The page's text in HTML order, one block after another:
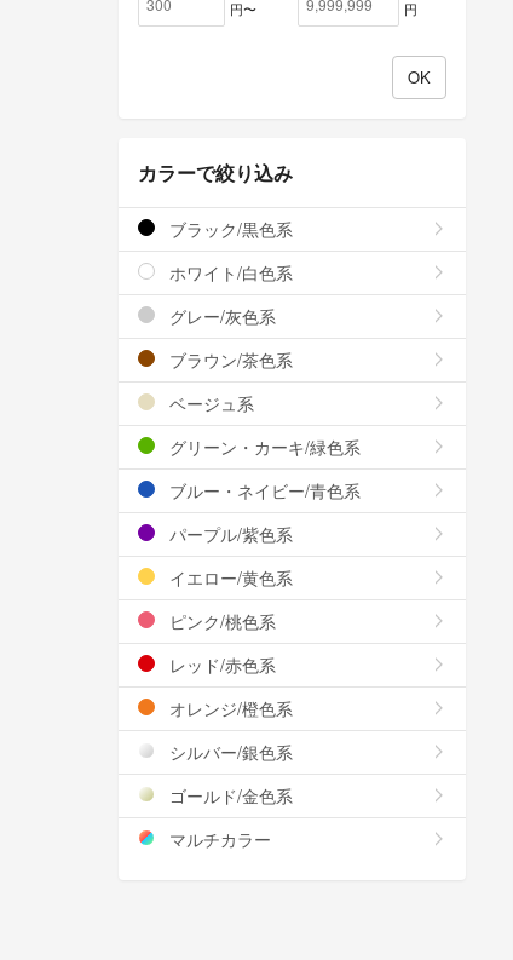
円〜 円
カラーで絞り込み
ブラック/黒色系
ホワイト/白色系
グレー/灰色系
ブラウン/茶色系
ベージュ系
グリーン・カーキ/緑色系
ブルー・ネイビー/青色系
パープル/紫色系
イエロー/黄色系
ピンク/桃色系
レッド/赤色系
オレンジ/橙色系
シルバー/銀色系
ゴールド/金色系
マルチカラー